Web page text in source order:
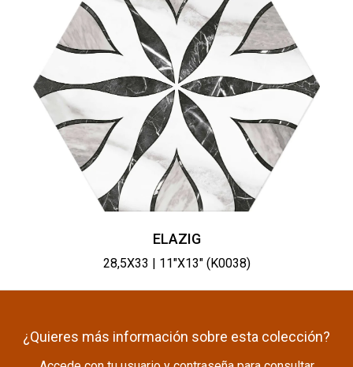
ELAZIG
28,5X33 | 11"X13" (K0038)
¿Quieres más información sobre esta colección?